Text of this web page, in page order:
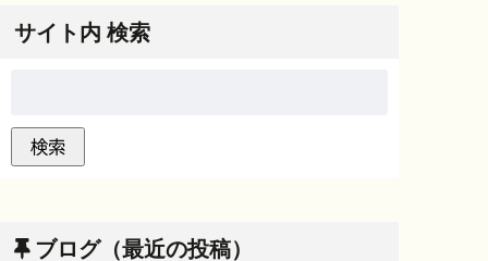
サイト内 検索
ブログ（最近の投稿）